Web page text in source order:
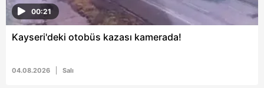
00:21
Kayseri'deki otobüs kazası kamerada!
04.08.2026 Salı